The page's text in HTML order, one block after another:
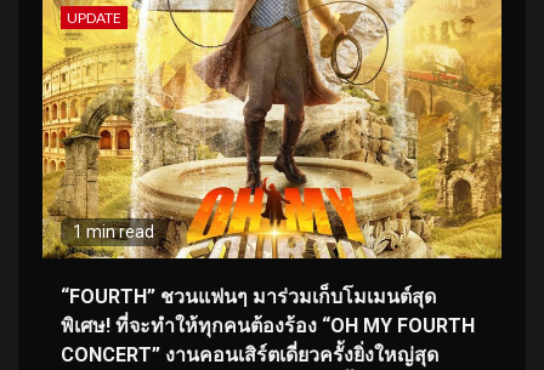
UPDATE
1 min read
“FOURTH” ชวนแฟนๆ มาร่วมเก็บโมเมนต์สุด
พิเศษ! ที่จะทำให้ทุกคนต้องร้อง “OH MY FOURTH
CONCERT” งานคอนเสิร์ตเดี่ยวครั้งยิ่งใหญ่สุด